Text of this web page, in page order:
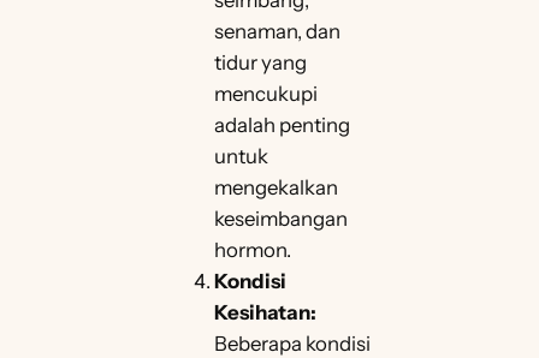
senaman, dan
tidur yang
mencukupi
adalah penting
untuk
mengekalkan
keseimbangan
hormon.
Kondisi
Kesihatan:
Beberapa kondisi